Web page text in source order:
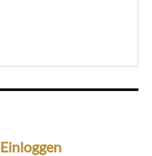
Einloggen